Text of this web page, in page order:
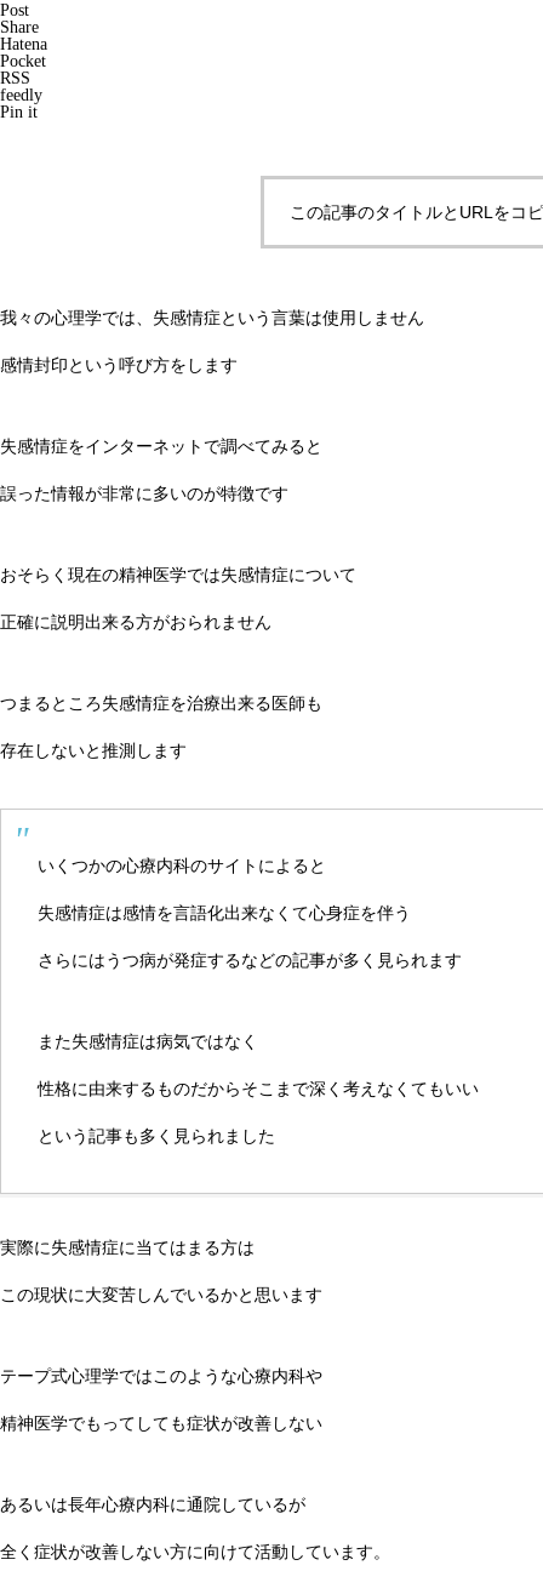
Post
Share
Hatena
Pocket
RSS
feedly
Pin it
この記事のタイトルとURLをコ
我々の心理学では、失感情症という言葉は使用しません
感情封印という呼び方をします
失感情症をインターネットで調べてみると
誤った情報が非常に多いのが特徴です
おそらく現在の精神医学では失感情症について
正確に説明出来る方がおられません
つまるところ失感情症を治療出来る医師も
存在しないと推測します
いくつかの心療内科のサイトによると
失感情症は感情を言語化出来なくて心身症を伴う
さらにはうつ病が発症するなどの記事が多く見られます
また失感情症は病気ではなく
性格に由来するものだからそこまで深く考えなくてもいい
という記事も多く見られました
実際に失感情症に当てはまる方は
この現状に大変苦しんでいるかと思います
テープ式心理学ではこのような心療内科や
精神医学でもってしても症状が改善しない
あるいは長年心療内科に通院しているが
全く症状が改善しない方に向けて活動しています。